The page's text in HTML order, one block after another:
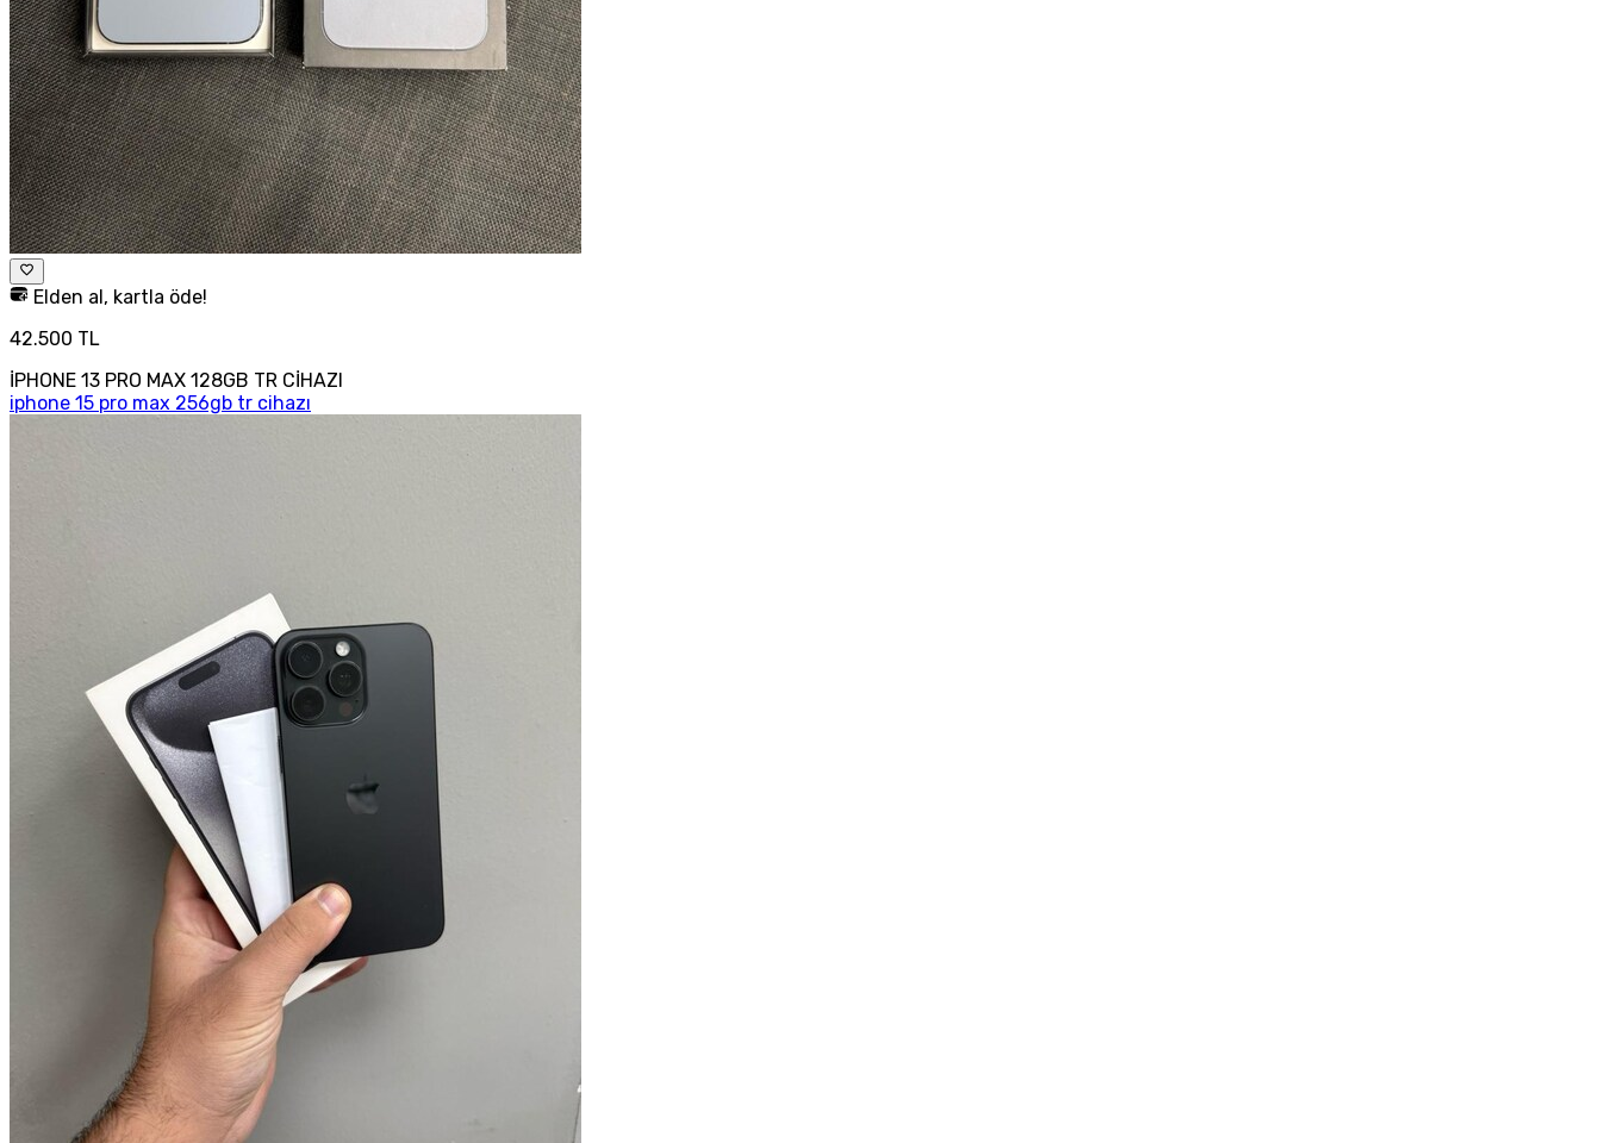
Elden al, kartla öde!
42.500 TL
İPHONE 13 PRO MAX 128GB TR CİHAZI
iphone 15 pro max 256gb tr cihazı